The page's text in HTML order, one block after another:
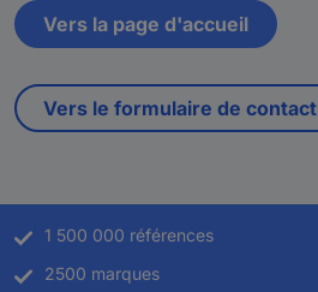
Vers la page d'accueil
Vers le formulaire de contact
1 500 000 références
2500 marques